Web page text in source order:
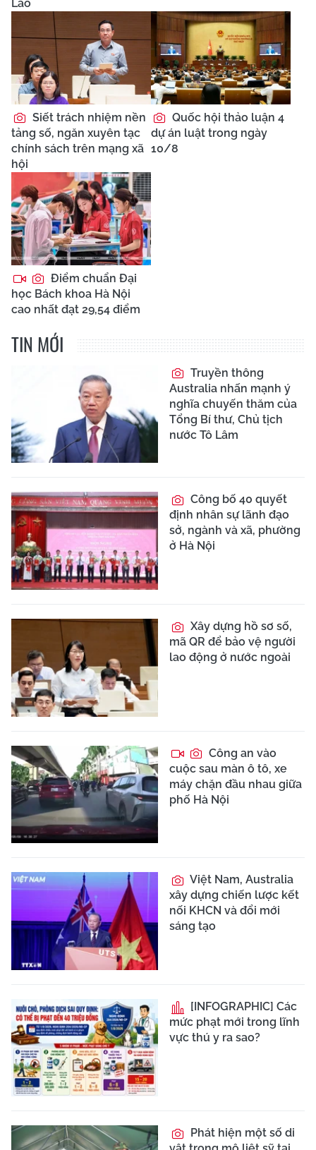
Lào
Siết trách nhiệm nền
tảng số, ngăn xuyên tạc
chính sách trên mạng xã
hội
Quốc hội thảo luận 4
dự án luật trong ngày
10/8
Điểm chuẩn Đại
học Bách khoa Hà Nội
cao nhất đạt 29,54 điểm
TIN MỚI
Truyền thông
Australia nhấn mạnh ý
nghĩa chuyến thăm của
Tổng Bí thư, Chủ tịch
nước Tô Lâm
Công bố 40 quyết
định nhân sự lãnh đạo
sở, ngành và xã, phường
ở Hà Nội
Xây dựng hồ sơ số,
mã QR để bảo vệ người
lao động ở nước ngoài
Công an vào
cuộc sau màn ô tô, xe
máy chặn đầu nhau giữa
phố Hà Nội
Việt Nam, Australia
xây dựng chiến lược kết
nối KHCN và đổi mới
sáng tạo
[INFOGRAPHIC] Các
mức phạt mới trong lĩnh
vực thú y ra sao?
Phát hiện một số di